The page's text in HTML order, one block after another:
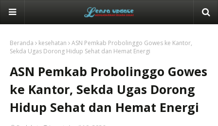
Beranda kesehatan
ASN Pemkab Probolinggo Gowes ke Kantor,
Sekda Ugas Dorong Hidup Sehat dan Hemat Energi
ASN Pemkab Probolinggo Gowes
ke Kantor, Sekda Ugas Dorong
Hidup Sehat dan Hemat Energi